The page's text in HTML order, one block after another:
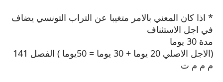
* اذا كان المعني بالامر متغيبا عن التراب التونسي يضاف
في اجل الاستئناف
مدة 30 يوما
(الاجل الاصلي 20 يوما + 30 يوما = 50يوما ) الفصل 141
م م م ت